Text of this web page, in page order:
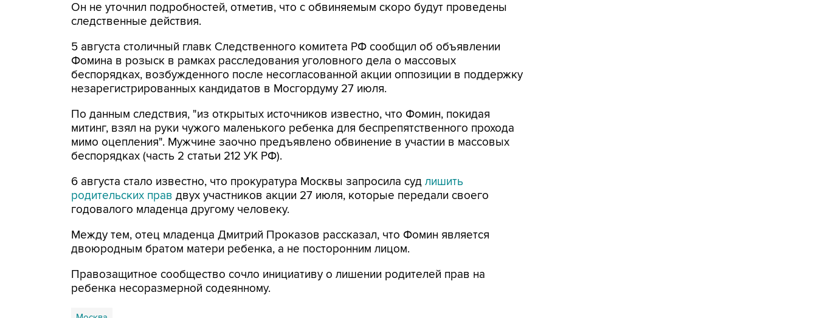
Он не уточнил подробностей, отметив, что с обвиняемым скоро будут проведены
следственные действия.
5 августа столичный главк Следственного комитета РФ сообщил об объявлении
Фомина в розыск в рамках расследования уголовного дела о массовых
беспорядках, возбужденного после несогласованной акции оппозиции в поддержку
незарегистрированных кандидатов в Мосгордуму 27 июля.
По данным следствия, "из открытых источников известно, что Фомин, покидая
митинг, взял на руки чужого маленького ребенка для беспрепятственного прохода
мимо оцепления". Мужчине заочно предъявлено обвинение в участии в массовых
беспорядках (часть 2 статьи 212 УК РФ).
6 августа стало известно, что прокуратура Москвы запросила суд лишить
родительских прав двух участников акции 27 июля, которые передали своего
годовалого младенца другому человеку.
Между тем, отец младенца Дмитрий Проказов рассказал, что Фомин является
двоюродным братом матери ребенка, а не посторонним лицом.
Правозащитное сообщество сочло инициативу о лишении родителей прав на
ребенка несоразмерной содеянному.